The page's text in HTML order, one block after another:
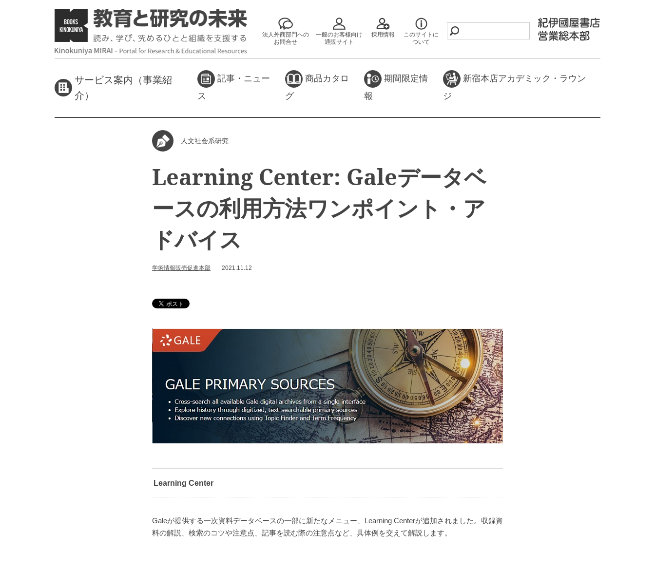
法人外商部門への
お問合せ
一般のお客様向け
通販サイト
採用情報
このサイトに
ついて
サービス案内（事業紹
介）
記事・ニュー
ス
商品カタロ
グ
期間限定情
報
新宿本店アカデミック・ラウン
ジ
人文社会系研究
Learning Center: Galeデータベ
ースの利用方法ワンポイント・ア
ドバイス
学術情報販売促進本部 2021.11.12
Learning Center
Galeが提供する一次資料データベースの一部に新たなメニュー、Learning Centerが追加されました。収録資
料の解説、検索のコツや注意点、記事を読む際の注意点など、具体例を交えて解説します。